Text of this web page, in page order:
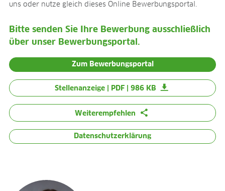
KONTAKT
CONTACT
uns oder nutze gleich dieses Online Bewerbungsportal.
Bitte senden Sie Ihre Bewerbung ausschließlich
über unser Bewerbungsportal.
Zum Bewerbungsportal
Stellenanzeige | PDF | 986 KB
Weiterempfehlen
Datenschutzerklärung